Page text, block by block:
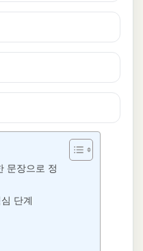
문장으로 정
단계